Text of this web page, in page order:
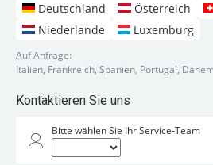
Deutschland
Österreich
Niederlande
Luxemburg
Auf Anfrage:
Italien, Frankreich, Spanien, Portugal,
Kontaktieren Sie uns
Bitte wählen Sie Ihr Service-Team